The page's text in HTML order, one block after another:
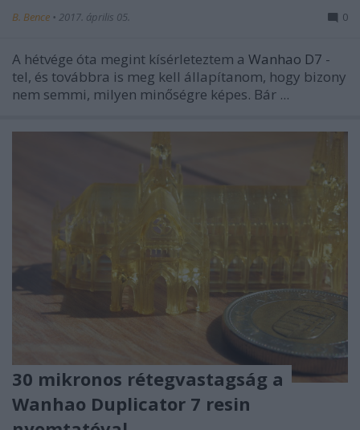
B. Bence • 2017. április 05. 0
A hétvége óta megint kísérleteztem a Wanhao D7 -
tel, és továbbra is meg kell állapítanom, hogy bizony
nem semmi, milyen minőségre képes. Bár ...
30 mikronos rétegvastagság a
Wanhao Duplicator 7 resin